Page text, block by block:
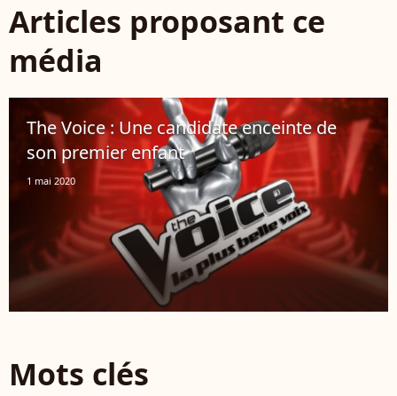
Articles proposant ce
média
The Voice : Une candidate enceinte de
son premier enfant
1 mai 2020
Mots clés